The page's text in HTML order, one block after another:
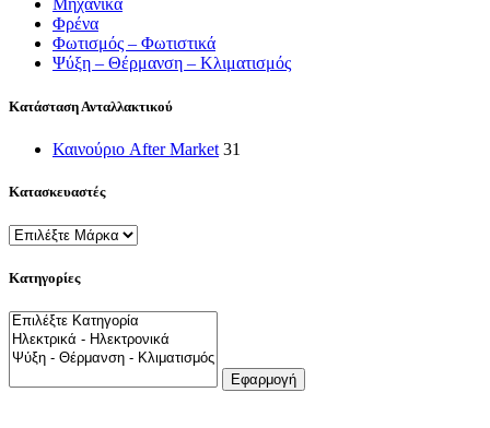
Μηχανικά
Φρένα
Φωτισμός – Φωτιστικά
Ψύξη – Θέρμανση – Κλιματισμός
Κατάσταση Ανταλλακτικού
Καινούριο After Market 31
Κατασκευαστές
Κατηγορίες
Εφαρμογή